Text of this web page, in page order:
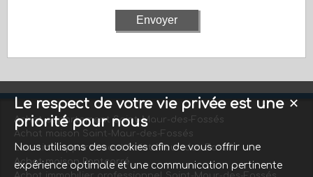
Achat appartement Saint-Maur-des-Fossés
Achat maison Saint-Maur-des-Fossés
Location appartement Saint-Maur-des-Fossés
Achat maison Pontcarré
✕
Le respect de votre vie privée est une
priorité pour nous
Nous utilisons des cookies afin de vous offrir une
expérience optimale et une communication pertinente